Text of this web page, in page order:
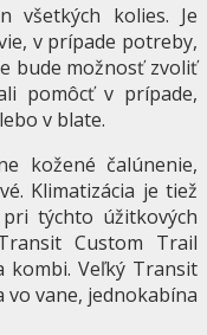
všetkých kolies. Je
v prípade potreby,
bude možnosť zvoliť
pomôcť v prípade,
v blate.
kožené čalúnenie,
Klimatizácia je tiež
týchto úžitkových
Custom Trail
kombi. Veľký Transit
vo vane, jednokabína